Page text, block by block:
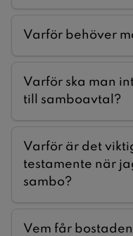
Varför behöver
Varför ska man
till samboavtal?
Varför är det
testamente när
sambo?
Vem får